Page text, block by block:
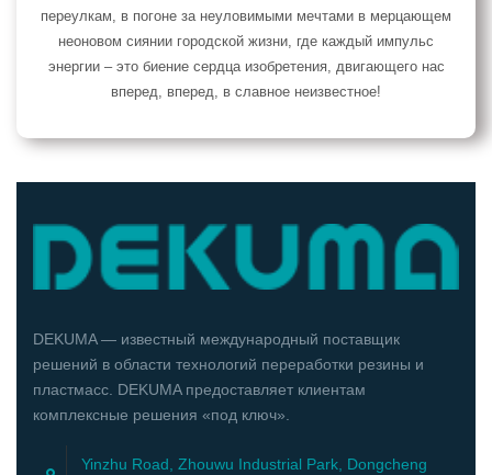
переулкам, в погоне за неуловимыми мечтами в мерцающем
неоновом сиянии городской жизни, где каждый импульс
энергии – это биение сердца изобретения, двигающего нас
вперед, вперед, в славное неизвестное!
DEKUMA — известный международный поставщик
решений в области технологий переработки резины и
пластмасс. DEKUMA предоставляет клиентам
комплексные решения «под ключ».
Yinzhu Road, Zhouwu Industrial Park, Dongcheng